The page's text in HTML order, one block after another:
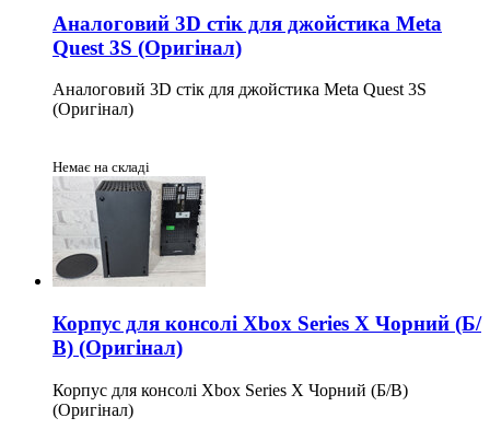
Аналоговий 3D стік для джойстика Meta
Quest 3S (Оригінал)
Аналоговий 3D стік для джойстика Meta Quest 3S
(Оригінал)
Немає на складі
Корпус для консолі Xbox Series X Чорний (Б/
В) (Оригінал)
Корпус для консолі Xbox Series X Чорний (Б/В)
(Оригінал)